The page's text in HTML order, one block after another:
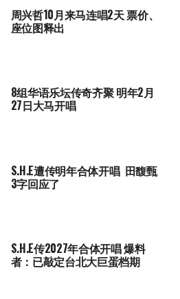
周兴哲10月来马连唱2天 票价、
座位图释出
8组华语乐坛传奇⻬聚 明年2月
27日大马开唱
S.H.E遭传明年合体开唱 田馥甄
3字回应了
S.H.E传2027年合体开唱 爆料
者：已敲定台北大巨蛋档期